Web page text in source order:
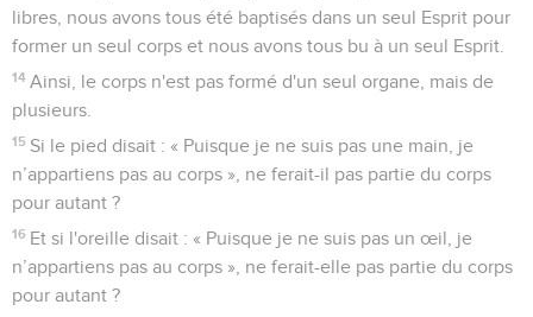
libres, nous avons tous été baptisés dans un seul Esprit pour
former un seul corps et nous avons tous bu à un seul Esprit.
14 Ainsi, le corps n'est pas formé d'un seul organe, mais de
plusieurs.
15 Si le pied disait : « Puisque je ne suis pas une main, je
n’appartiens pas au corps », ne ferait-il pas partie du corps
pour autant ?
16 Et si l'oreille disait : « Puisque je ne suis pas un œil, je
n’appartiens pas au corps », ne ferait-elle pas partie du corps
pour autant ?